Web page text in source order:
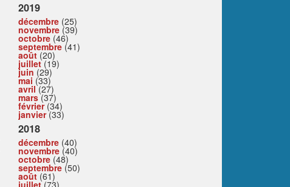
2019
décembre (25)
novembre (39)
octobre (46)
septembre (41)
août (20)
juillet(19)
juin (29)
mai (33)
avril(27)
mars(37)
février(34)
janvier(33)
2018
décembre (40)
novembre (40)
octobre (48)
septembre (50)
août (61)
juillet(73)